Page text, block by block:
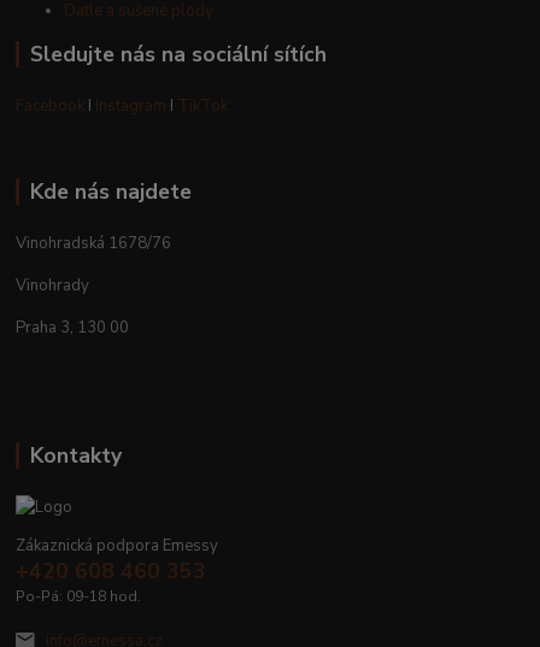
Datle a sušené plody
Sledujte nás na sociální sítích
Facebook I Instagram I TikTok
Kde nás najdete
Vinohradská 1678/76
Vinohrady
Praha 3, 130 00
Kontakty
Zákaznická podpora Emessy
+420 608 460 353
Po-Pá: 09-18 hod.
info@emessa.cz